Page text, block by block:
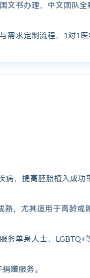
文书办理，中文团队
需求定制流程，1对1医
病，提高胚胎植入成功
熟，尤其适用于高龄或
务单身人士、LGBTQ+
赠服务。